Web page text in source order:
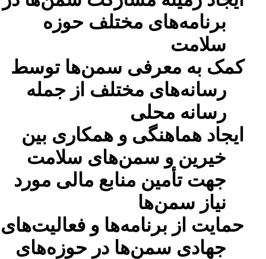
برنامه‌های مختلف حوزه
سلامت
کمک به معرفی سمن‌ها توسط
رسانه‌های مختلف از جمله
رسانه محلی
ایجاد هماهنگی و همکاری بین
خیرین و سمن‌های سلامت
جهت تأمین منابع مالی مورد
نیاز سمن‌ها
حمایت از برنامه‌ها و فعالیت‌های
جهادی سمن‌ها در حوزه‌های